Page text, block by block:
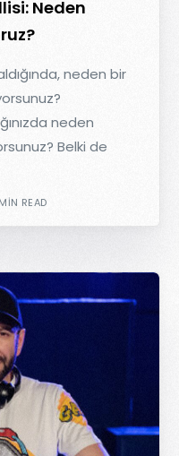
Neden
neden bir
neden
Belki de
READ